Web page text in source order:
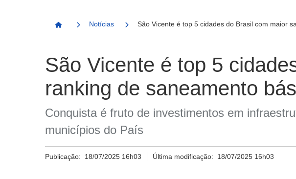
Página Inicial
Notícias São Vicente é top 5 cidades do Brasil com maior
São Vicente é top 5
ranking de saneamento
Conquista é fruto de investimentos em
municípios do País
Publicação: 18/07/2025 16h03 Última modificação: 18/07/2025 16h03